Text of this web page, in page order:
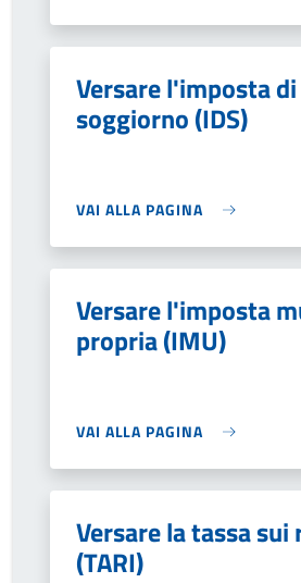
Versare l'imposta di
soggiorno (IDS)
VAI ALLA PAGINA
Versare l'imposta
propria (IMU)
VAI ALLA PAGINA
Versare la tassa
(TARI)